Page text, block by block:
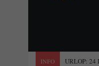
INFO "Święta